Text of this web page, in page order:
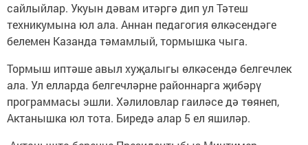
сайлыйлар. Укуын дәвам итәргә дип ул Тәтеш
техникумына юл ала. Аннан педагогия өлкәсендәге
белемен Казанда тәмамлый, тормышка чыга.
Тормыш иптәше авыл хуҗалыгы өлкәсендә белгечлек
ала. Ул елларда белгечләрне районнарга җибәрү
программасы эшли. Хәлиловлар гаиләсе дә төянеп,
Актанышка юл тота. Биредә алар 5 ел яшиләр.